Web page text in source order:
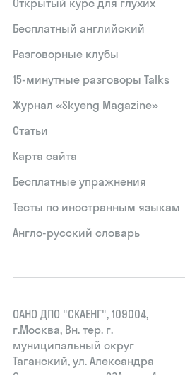
Открытый курс для глухих
Бесплатный английский
Разговорные клубы
15‑минутные разговоры Talks
Журнал «Skyeng Magazine»
Статьи
Карта сайта
Бесплатные упражнения
Тесты по иностранным языкам
Англо-русский словарь
ОАНО ДПО "СКАЕНГ", 109004,
г.Москва, Вн. тер. г.
муниципальный округ
Таганский, ул. Александра